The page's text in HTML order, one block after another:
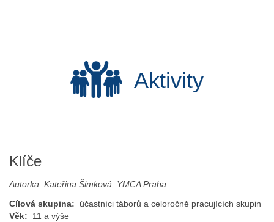
Aktivity
Klíče
Autorka: Kateřina Šimková, YMCA Praha
Cílová skupina: účastníci táborů a celoročně pracujících skupin
Věk: 11 a výše